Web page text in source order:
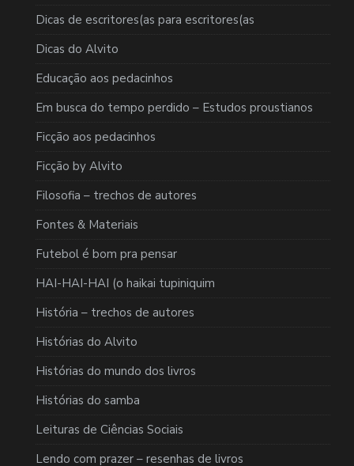
Dicas de escritores(as para escritores(as
Dicas do Alvito
Educação aos pedacinhos
Em busca do tempo perdido – Estudos proustianos
Ficção aos pedacinhos
Ficção by Alvito
Filosofia – trechos de autores
Fontes & Materiais
Futebol é bom pra pensar
HAI-HAI-HAI (o haikai tupiniquim
História – trechos de autores
Histórias do Alvito
Histórias do mundo dos livros
Histórias do samba
Leituras de Ciências Sociais
Lendo com prazer – resenhas de livros